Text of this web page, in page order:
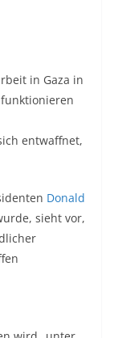
in Gaza in
entwaffnet,
Donald
sieht vor,